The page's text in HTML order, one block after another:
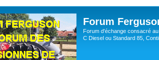
Forum
Forum d'échange consacré
C Diesel ou Standard 85,